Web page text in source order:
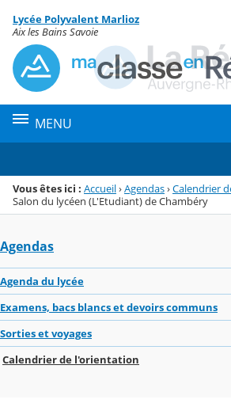
Menu de la rubrique
Contenu
Lycée Polyvalent Marlioz
Aix les Bains Savoie
MENU
Vous êtes ici : Accueil›Agendas›Calendrier
Salon du lycéen (L'Etudiant) de Chambéry
Agendas
Agenda du lycée
Examens, bacs blancs et devoirs communs
Sorties et voyages
Calendrier de l'orientation